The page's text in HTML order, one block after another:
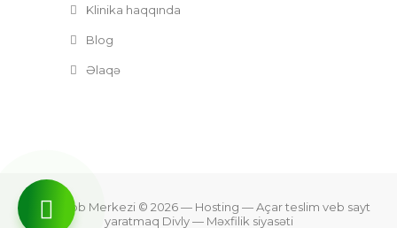
Klinika haqqında
Blog
Əlaqə
Zefer Tibb Merkezi © 2026— Hosting —Açar teslim veb sayt
yaratmaq Divly— Məxfilik siyasəti